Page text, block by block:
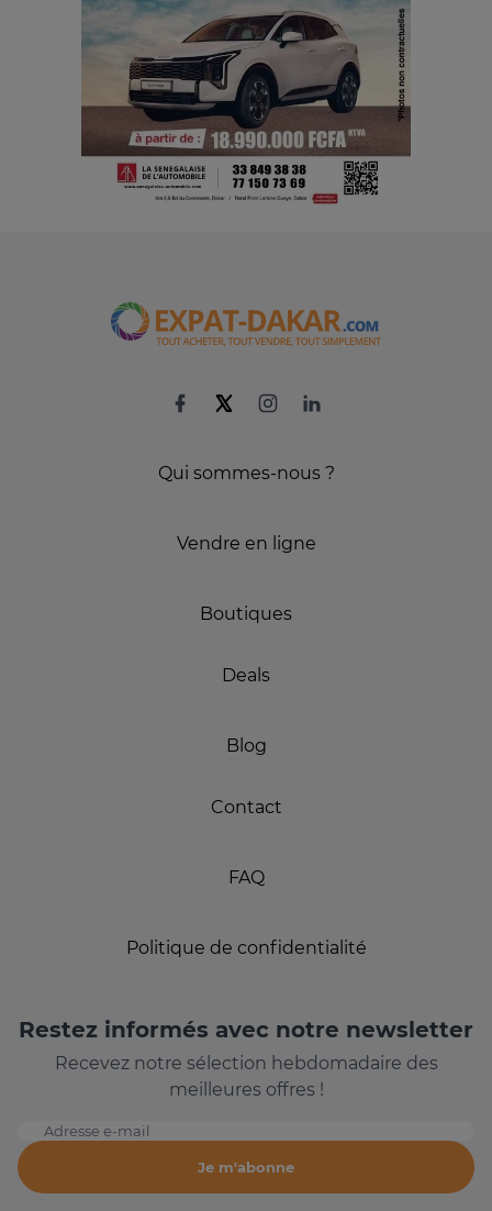
Qui sommes-nous ?
Vendre en ligne
Boutiques
Deals
Blog
Contact
FAQ
Politique de confidentialité
Restez informés avec notre newsletter
Recevez notre sélection hebdomadaire des
meilleures offres !
Adresse e-mail
Je m'abonne